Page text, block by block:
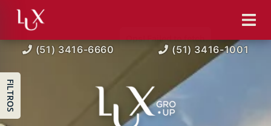
(51) 3416-6660 (51) 3416-1001
FILTROS